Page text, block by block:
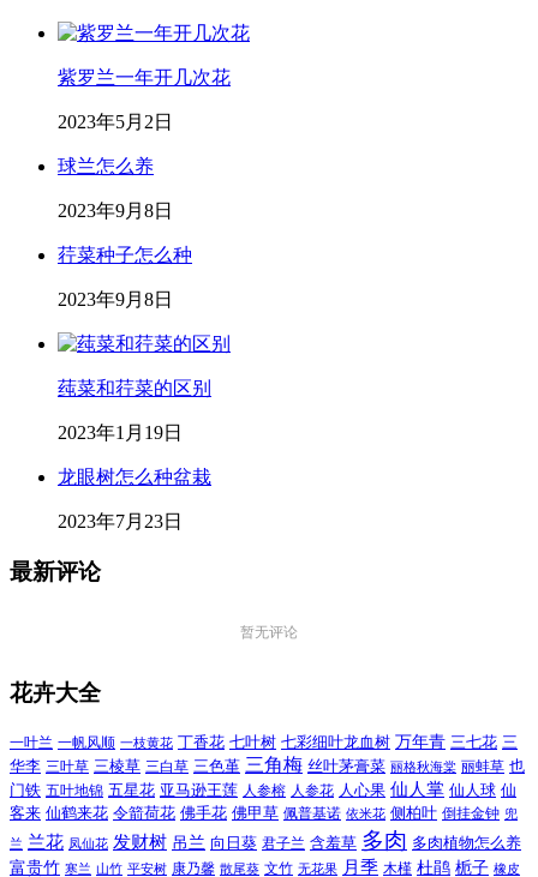
紫罗兰一年开几次花
2023年5月2日
球兰怎么养
2023年9月8日
荇菜种子怎么种
2023年9月8日
莼菜和荇菜的区别
2023年1月19日
龙眼树怎么种盆栽
2023年7月23日
最新评论
暂无评论
花卉大全
一叶兰 一帆风顺 一枝黄花 丁香花 七叶树 七彩细叶龙血树 万年青 三七花 三
华李 三叶草 三棱草 三白草 三色堇 三角梅 丝叶茅膏菜 丽格秋海棠 丽蚌草 也
门铁 五叶地锦 五星花 亚马逊王莲 人参榕 人参花 人心果 仙人掌 仙人球 仙
客来 仙鹤来花 令箭荷花 佛手花 佛甲草 佩普基诺 依米花 侧柏叶 倒挂金钟 兜
兰 兰花 凤仙花 发财树 吊兰 向日葵 君子兰 含羞草 多肉 多肉植物怎么养
富贵竹 寒兰 山竹 平安树 康乃馨 散尾葵 文竹 无花果 月季 木槿 杜鹃 栀子 橡皮